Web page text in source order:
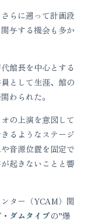
らに遡って計画段
与する機会も多か
館長を中心とする
として生涯、館の
わられた。
の上演を意図して
るようなステージ
音源位置を固定で
起きないことと響
ター（YCAM）関
ダムタイプの”爆